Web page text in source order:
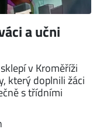
a učni
v Kroměříži
který doplnili žáci
s třídními